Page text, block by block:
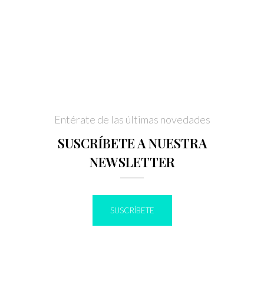
Entérate de las últimas novedades
SUSCRÍBETE A NUESTRA
NEWSLETTER
SUSCRÍBETE